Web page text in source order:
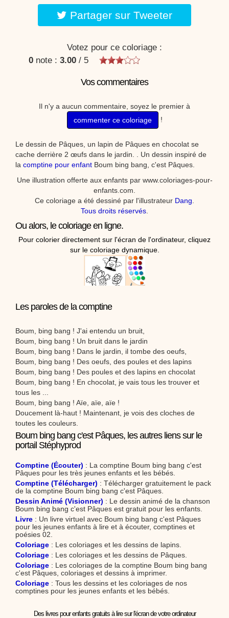
Partager sur Tweeter
Votez pour ce coloriage :
0 note : 3.00 / 5
Vos commentaires
Il n'y a aucun commentaire, soyez le premier à
commenter ce coloriage
!
Le dessin de Pâques, un lapin de Pâques en chocolat se
cache derrière 2 œufs dans le jardin. . Un dessin inspiré de
la comptine pour enfant Boum bing bang, c'est Pâques.
Une illustration offerte aux enfants par www.coloriages-pour-
enfants.com.
Ce coloriage a été dessiné par l'illustrateur Dang
Tous droits réservés
Ou alors, le coloriage en ligne.
Pour colorier directement sur l'écran de l'ordinateur, cliquez
sur le coloriage dynamique.
Les paroles de la comptine
Boum, bing bang ! J'ai entendu un bruit,
Boum, bing bang ! Un bruit dans le jardin
Boum, bing bang ! Dans le jardin, il tombe des oeufs,
Boum, bing bang ! Des oeufs, des poules et des lapins
Boum, bing bang ! Des poules et des lapins en chocolat
Boum, bing bang ! En chocolat, je vais tous les trouver et
tous les ...
Boum, bing bang ! Aïe, aïe, aïe !
Doucement là-haut ! Maintenant, je vois des cloches de
toutes les couleurs.
Boum bing bang c'est Pâques, les autres liens sur le
portail Stéphyprod
Comptine (Écouter) : La comptine Boum bing bang c'est
Pâques pour les très jeunes enfants et les bébés.
Comptine (Télécharger) : Télécharger gratuitement le pack
de la comptine Boum bing bang c'est Pâques.
Dessin Animé (Visionner) : Le dessin animé de la chanson
Boum bing bang c'est Pâques est gratuit pour les enfants.
Livre : Un livre virtuel avec Boum bing bang c'est Pâques
pour les jeunes enfants à lire et à écouter, comptines et
poésies 02.
Coloriage : Les coloriages et les dessins de lapins.
Coloriage : Les coloriages et les dessins de Pâques.
Coloriage : Les coloriages de la comptine Boum bing bang
c'est Pâques, coloriages et dessins à imprimer.
Coloriage : Tous les dessins et les coloriages de nos
comptines pour les jeunes enfants et les bébés.
Des livres pour enfants gratuits à lire sur l'écran de votre ordinateur